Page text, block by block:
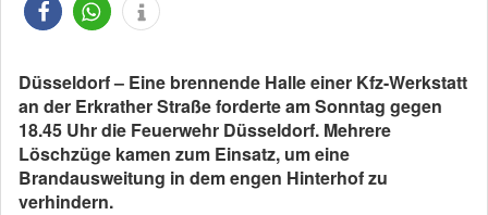
Düsseldorf – Eine brennende Halle einer Kfz-Werkstatt
an der Erkrather Straße forderte am Sonntag gegen
18.45 Uhr die Feuerwehr Düsseldorf. Mehrere
Löschzüge kamen zum Einsatz, um eine
Brandausweitung in dem engen Hinterhof zu
verhindern.